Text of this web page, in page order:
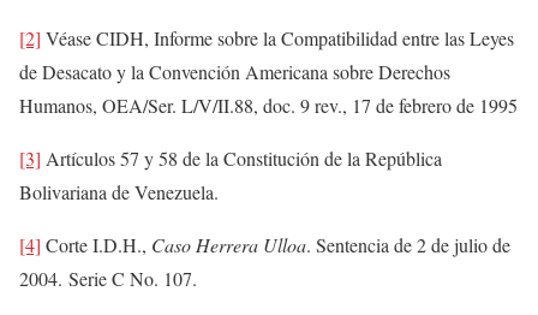
[2] Véase CIDH, Informe sobre la Compatibilidad entre las Leyes
de Desacato y la Convención Americana sobre Derechos
Humanos, OEA/Ser. L/V/II.88, doc. 9 rev., 17 de febrero de 1995
[3] Artículos 57 y 58 de la Constitución de la República
Bolivariana de Venezuela.
[4] Corte I.D.H., Caso Herrera Ulloa. Sentencia de 2 de julio de
2004. Serie C No. 107.